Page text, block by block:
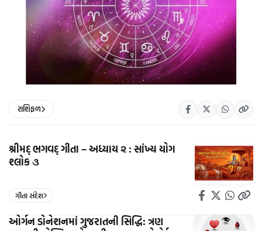
રાશિફળ
શ્રીમદ્ ભગવદ્ ગીતા – અધ્યાય ૨ : સાંખ્ય યોગ
શ્લોક ૩
ગીતા સંદેશ
ઓર્ગન ડોનેશનમાં ગુજરાતની સિદ્ધિ: ત્રણ